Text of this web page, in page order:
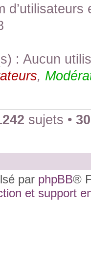
: Aucun
,
sujets •
par phpBB®
et support